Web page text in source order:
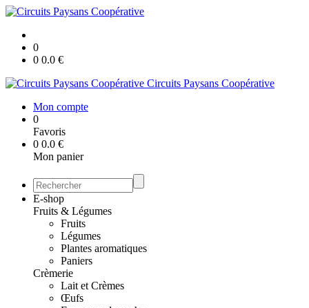
0
0 0.0 €
Circuits Paysans Coopérative
Mon compte
0
Favoris
0 0.0 €
Mon panier
E-shop
Fruits & Légumes
Fruits
Légumes
Plantes aromatiques
Paniers
Crèmerie
Lait et Crèmes
Œufs